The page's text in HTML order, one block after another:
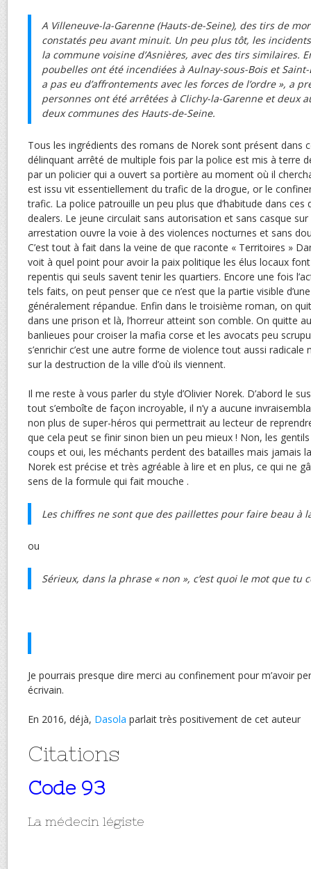
A Villeneuve-la-Garenne (Hauts-de-Seine), des tirs de
constatés peu avant minuit. Un peu plus tôt, les
la commune voisine d’Asnières, avec des tirs similaires.
poubelles ont été incendiées à Aulnay-sous-Bois et Saint-
a pas eu d’affrontements avec les forces de l’ordre », a
personnes ont été arrêtées à Clichy-la-Garenne et deux
deux communes des Hauts-de-Seine.
Tous les ingrédients des romans de Norek sont présent dans
délinquant arrêté de multiple fois par la police est mis à terre
par un policier qui a ouvert sa portière au moment où il
est issu vit essentiellement du trafic de la drogue, or le
trafic. La police patrouille un peu plus que d’habitude dans ces
dealers. Le jeune circulait sans autorisation et sans casque
arrestation ouvre la voie à des violences nocturnes et sans
C’est tout à fait dans la veine de que raconte « Territoires »
voit à quel point pour avoir la paix politique les élus locaux
repentis qui seuls savent tenir les quartiers. Encore une fois
tels faits, on peut penser que ce n’est que la partie visible
généralement répandue. Enfin dans le troisième roman, on
dans une prison et là, l’horreur atteint son comble. On quitte
banlieues pour croiser la mafia corse et les avocats peu
s’enrichir c’est une autre forme de violence tout aussi radicale
sur la destruction de la ville d’où ils viennent.
Il me reste à vous parler du style d’Olivier Norek. D’abord le
tout s’emboîte de façon incroyable, il n’y a aucune
non plus de super-héros qui permettrait au lecteur de
que cela peut se finir sinon bien un peu mieux ! Non, les
coups et oui, les méchants perdent des batailles mais jamais
Norek est précise et très agréable à lire et en plus, ce qui ne
sens de la formule qui fait mouche .
Les chiffres ne sont que des paillettes pour faire beau à
ou
Sérieux, dans la phrase « non », c’est quoi le mot que tu
Je pourrais presque dire merci au confinement pour m’avoir
écrivain.
En 2016, déjà, Dasola parlait très positivement de cet auteur
Citations
Code 93
La médecin légiste